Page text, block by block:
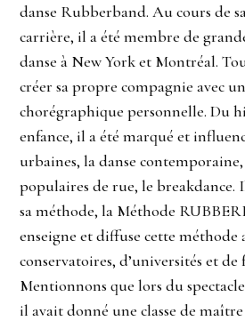
danse Rubberband. Au cours de
carrière, il a été membre de
danse à New York et Montréal.
créer sa propre compagnie avec
chorégraphique personnelle. Du
enfance, il a été marqué et
urbaines, la danse contemporaine,
populaires de rue, le breakdance.
sa méthode, la Méthode
enseigne et diffuse cette méthode
conservatoires, d’universités et de
Mentionnons que lors du
il avait donné une classe de